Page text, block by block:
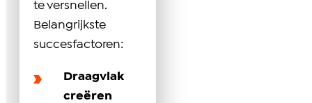
te versnellen.
Belangrijkste
succesfactoren:
Draagvlak
creëren